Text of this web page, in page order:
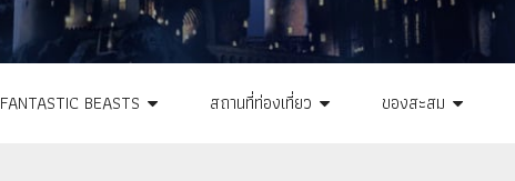
FANTASTIC BEASTS สถานที่ท่องเที่ยว ของสะสม